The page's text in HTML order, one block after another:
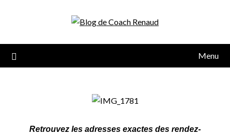
Menu
Retrouvez les adresses exactes des rendez-